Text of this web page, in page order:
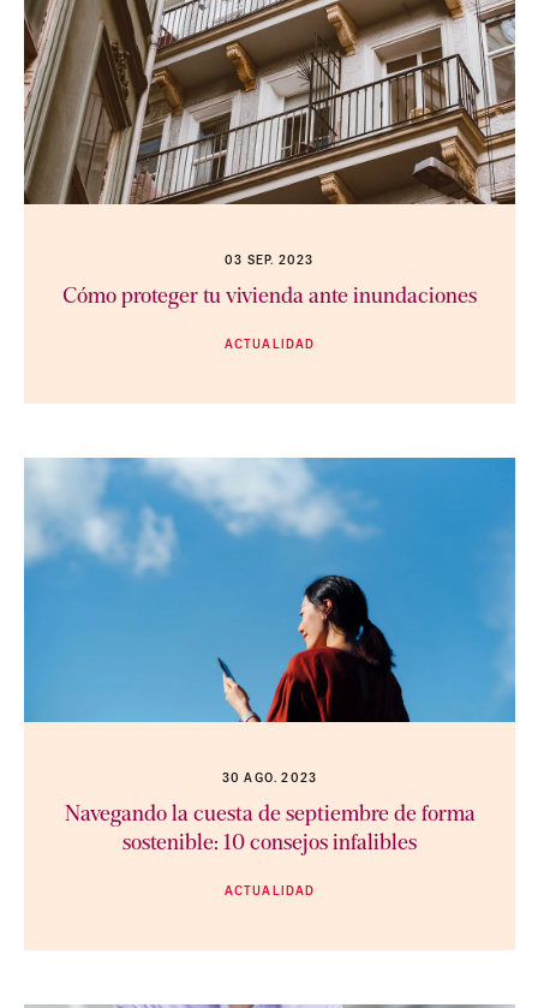
03 SEP. 2023
Cómo proteger tu vivienda ante inundaciones
ACTUALIDAD
30 AGO. 2023
Navegando la cuesta de septiembre de forma
sostenible: 10 consejos infalibles
ACTUALIDAD